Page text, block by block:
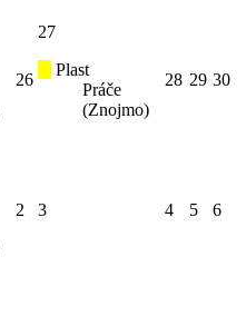
26
27
Plast
Práče
(Znojmo)
28 29 30
2 3 4 5 6